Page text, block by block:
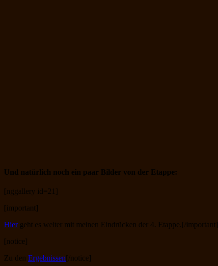
Und natürlich noch ein paar Bilder von der Etappe:
[nggallery id=21]
[important]
Hiergeht es weiter mit meinen Eindrücken der 4. Etappe.[/important]
[notice]
Zu den Ergebnissen[/notice]